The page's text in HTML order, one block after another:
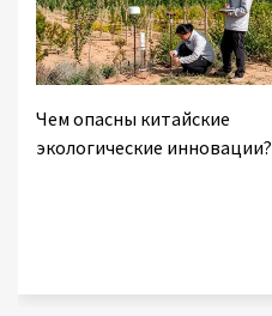
Чем опасны китайские
экологические инновации?